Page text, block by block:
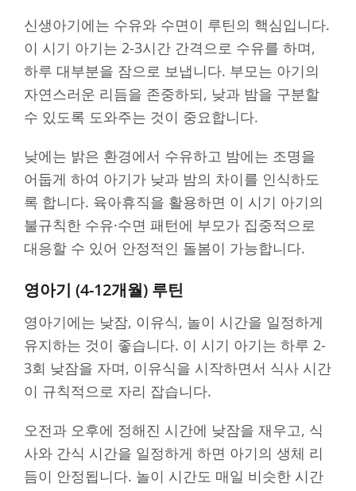
신생아기에는 수유와 수면이 루틴의 핵심입니다.
이 시기 아기는 2-3시간 간격으로 수유를 하며,
하루 대부분을 잠으로 보냅니다. 부모는 아기의
자연스러운 리듬을 존중하되, 낮과 밤을 구분할
수 있도록 도와주는 것이 중요합니다.
낮에는 밝은 환경에서 수유하고 밤에는 조명을
어둡게 하여 아기가 낮과 밤의 차이를 인식하도
록 합니다. 육아휴직을 활용하면 이 시기 아기의
불규칙한 수유·수면 패턴에 부모가 집중적으로
대응할 수 있어 안정적인 돌봄이 가능합니다.
영아기 (4-12개월) 루틴
영아기에는 낮잠, 이유식, 놀이 시간을 일정하게
유지하는 것이 좋습니다. 이 시기 아기는 하루 2-
3회 낮잠을 자며, 이유식을 시작하면서 식사 시간
이 규칙적으로 자리 잡습니다.
오전과 오후에 정해진 시간에 낮잠을 재우고, 식
사와 간식 시간을 일정하게 하면 아기의 생체 리
듬이 안정됩니다. 놀이 시간도 매일 비슷한 시간